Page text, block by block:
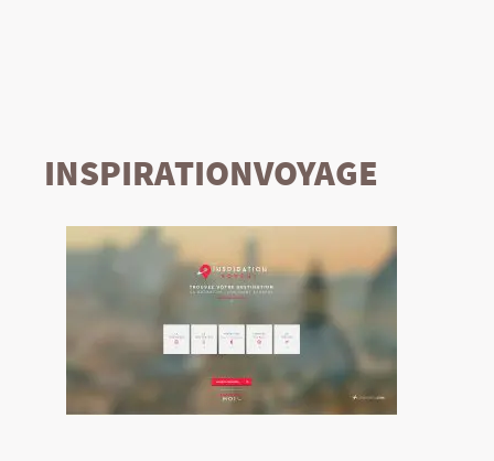
INSPIRATIONVOYAGE